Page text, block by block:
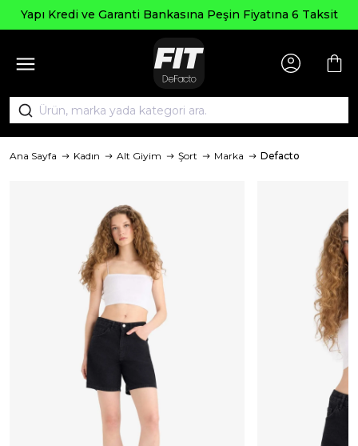
Yapı Kredi ve Garanti Bankasına Peşin Fiyatına 6 Taksit
Ana Sayfa Kadın Alt Giyim Şort Marka Defacto